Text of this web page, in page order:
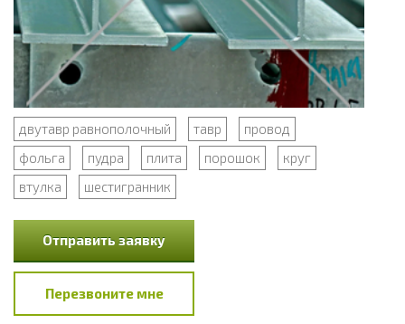
двутавр равнополочный тавр
провод
фольга
пудра плита порошок
круг
втулка
шестигранник
Отправить заявку
Перезвоните мне